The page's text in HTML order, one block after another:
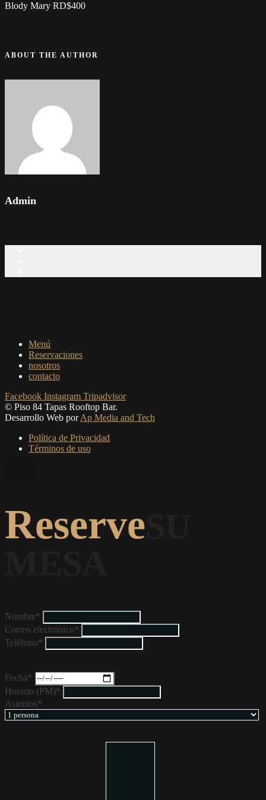
Blody Mary RD$400
ABOUT THE AUTHOR
Admin
Menú
Reservaciones
nosotros
contacto
Facebook Instagram Tripadvisor
© Piso 84 Tapas Rooftop Bar.
Desarrollo Web porAp Media and Tech
Política de Privacidad
Términos de uso
Reserve
Nombre*
Correo electrónico*
Teléfono*
Fecha*
Horario (PM)*
Asientos*